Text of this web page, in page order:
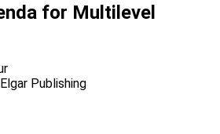
for Multilevel
Publishing